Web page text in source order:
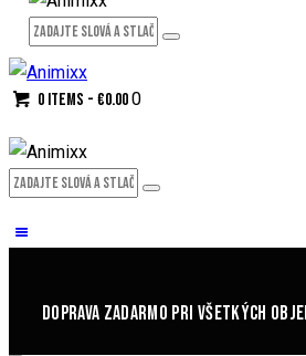
0 items -€0.000
DOPRAVA ZADARMO PRI VŠETKÝCH